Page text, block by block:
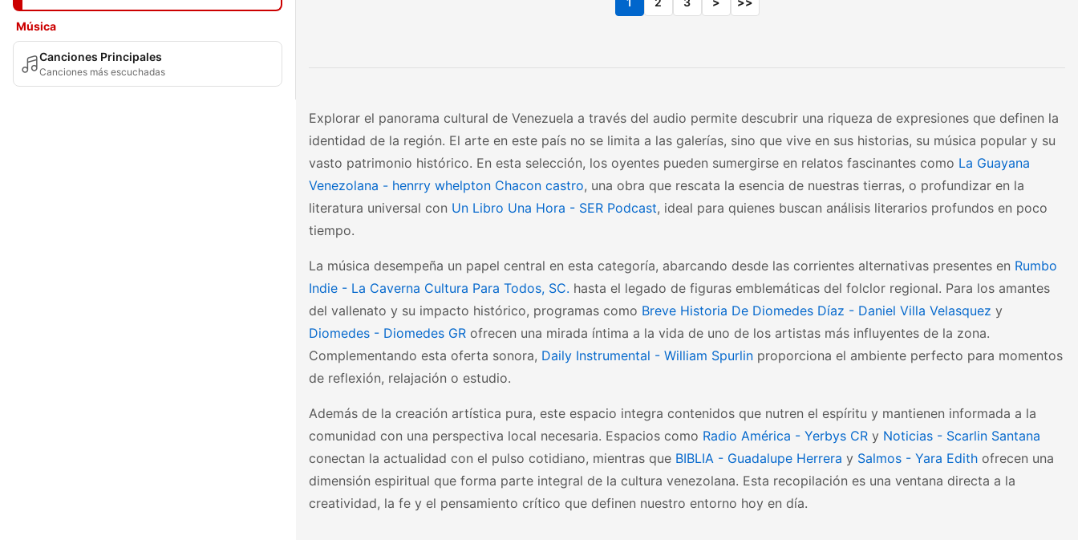
Música
Canciones Principales
Canciones más escuchadas
Explorar el panorama cultural de Venezuela a través del audio permite descubrir una riqueza de expresiones que definen la
identidad de la región. El arte en este país no se limita a las galerías, sino que vive en sus historias, su música popular y su
vasto patrimonio histórico. En esta selección, los oyentes pueden sumergirse en relatos fascinantes como La Guayana
Venezolana - henrry whelpton Chacon castro, una obra que rescata la esencia de nuestras tierras, o profundizar en la
literatura universal con Un Libro Una Hora - SER Podcast, ideal para quienes buscan análisis literarios profundos en poco
tiempo.
La música desempeña un papel central en esta categoría, abarcando desde las corrientes alternativas presentes en Rumbo
Indie - La Caverna Cultura Para Todos, SC. hasta el legado de figuras emblemáticas del folclor regional. Para los amantes
del vallenato y su impacto histórico, programas como Breve Historia De Diomedes Díaz - Daniel Villa Velasquez y
Diomedes - Diomedes GR ofrecen una mirada íntima a la vida de uno de los artistas más influyentes de la zona.
Complementando esta oferta sonora, Daily Instrumental - William Spurlin proporciona el ambiente perfecto para momentos
de reflexión, relajación o estudio.
Además de la creación artística pura, este espacio integra contenidos que nutren el espíritu y mantienen informada a la
comunidad con una perspectiva local necesaria. Espacios como Radio América - Yerbys CR y Noticias - Scarlin Santana
conectan la actualidad con el pulso cotidiano, mientras que BIBLIA - Guadalupe Herrera y Salmos - Yara Edith ofrecen una
dimensión espiritual que forma parte integral de la cultura venezolana. Esta recopilación es una ventana directa a la
creatividad, la fe y el pensamiento crítico que definen nuestro entorno hoy en día.